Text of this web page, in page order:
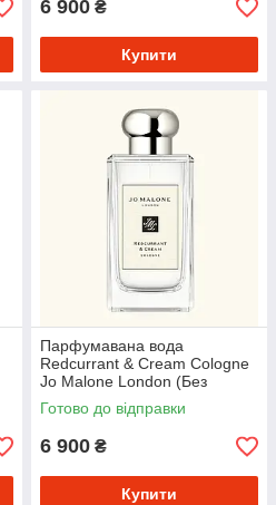
6 900 ₴
Купити
Парфумавана вода
Redcurrant & Cream Cologne
Jo Malone London (Без
картонного упакування 100
ml)
Готово до відправки
6 900 ₴
Купити